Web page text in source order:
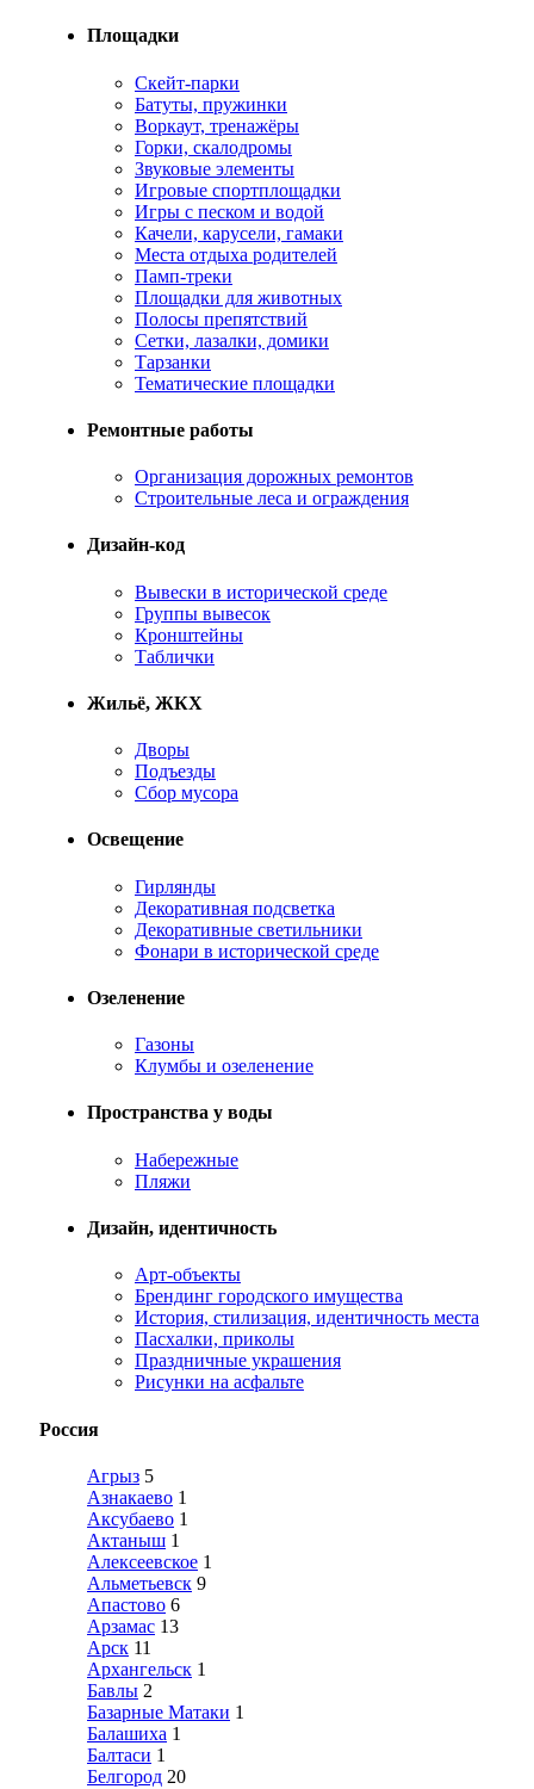
Площадки
Cкейт-парки
Батуты, пружинки
Воркаут, тренажёры
Горки, скалодромы
Звуковые элементы
Игровые спортплощадки
Игры с песком и водой
Качели, карусели, гамаки
Места отдыха родителей
Памп-треки
Площадки для животных
Полосы препятствий
Сетки, лазалки, домики
Тарзанки
Тематические площадки
Ремонтные работы
Организация дорожных ремонтов
Строительные леса и ограждения
Дизайн-код
Вывески в исторической среде
Группы вывесок
Кронштейны
Таблички
Жильё, ЖКХ
Дворы
Подъезды
Сбор мусора
Освещение
Гирлянды
Декоративная подсветка
Декоративные светильники
Фонари в исторической среде
Озеленение
Газоны
Клумбы и озеленение
Пространства у воды
Набережные
Пляжи
Дизайн, идентичность
Арт-объекты
Брендинг городского имущества
История, стилизация, идентичность места
Пасхалки, приколы
Праздничные украшения
Рисунки на асфальте
Россия
Агрыз 5
Азнакаево 1
Аксубаево 1
Актаныш 1
Алексеевское 1
Альметьевск 9
Апастово 6
Арзамас 13
Арск 11
Архангельск 1
Бавлы 2
Базарные Матаки 1
Балашиха 1
Балтаси 1
Белгород 20